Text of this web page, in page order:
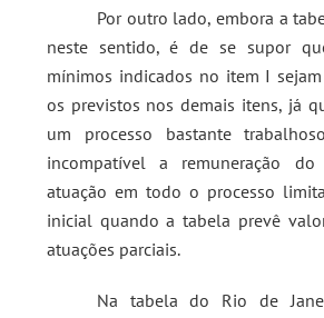
Por outro lado, embora a
neste sentido, é de se supor
mínimos indicados no item I
os previstos nos demais itens, já
um processo bastante
incompatível a remuneração
atuação em todo o processo
inicial quando a tabela prevê
atuações parciais.
Na tabela do Rio de